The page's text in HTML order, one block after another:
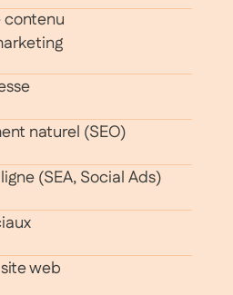
contenu
naturel (SEO)
(SEA, Social Ads)
web